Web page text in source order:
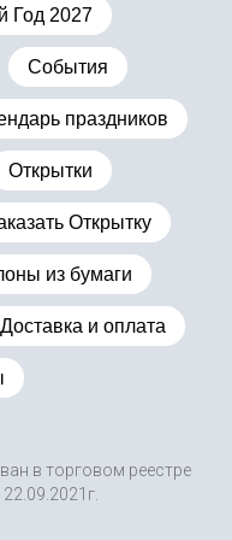
Год 2027
События
праздников
Открытки
Открытку
из бумаги
Доставка и оплата
в торговом реестре